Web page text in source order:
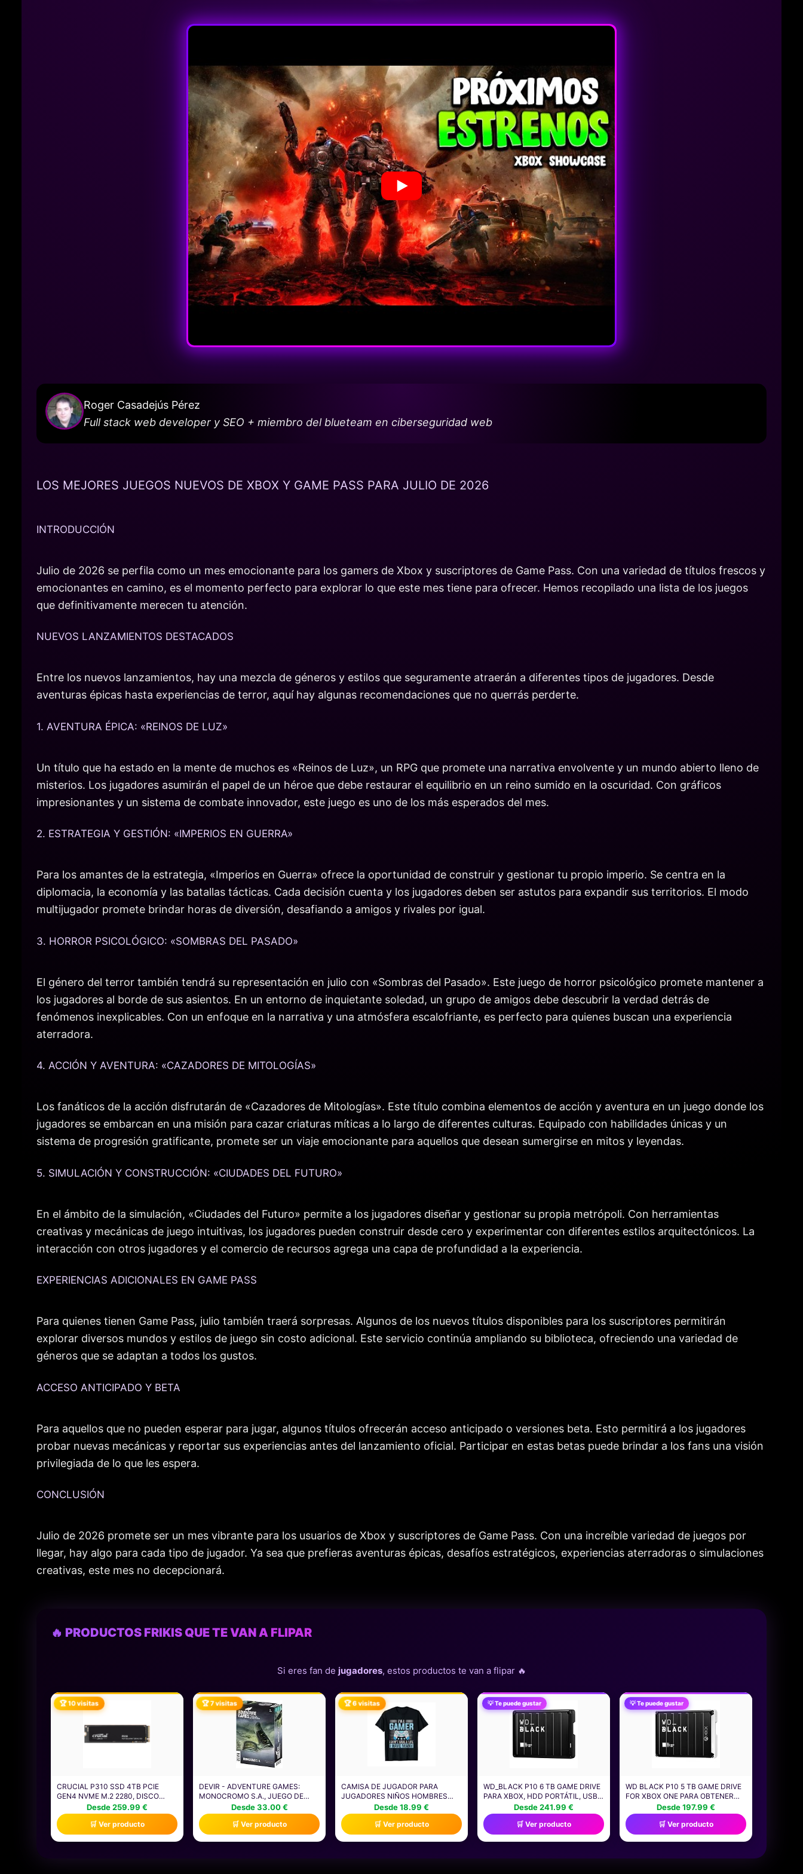
Roger Casadejús Pérez
Full stack web developer y SEO + miembro del blueteam en ciberseguridad web
LOS MEJORES JUEGOS NUEVOS DE XBOX Y GAME PASS PARA JULIO DE 2026
INTRODUCCIÓN
Julio de 2026 se perfila como un mes emocionante para los gamers de Xbox y suscriptores de Game Pass. Con una variedad de títulos frescos y
emocionantes en camino, es el momento perfecto para explorar lo que este mes tiene para ofrecer. Hemos recopilado una lista de los juegos
que definitivamente merecen tu atención.
NUEVOS LANZAMIENTOS DESTACADOS
Entre los nuevos lanzamientos, hay una mezcla de géneros y estilos que seguramente atraerán a diferentes tipos de jugadores. Desde
aventuras épicas hasta experiencias de terror, aquí hay algunas recomendaciones que no querrás perderte.
1. AVENTURA ÉPICA: «REINOS DE LUZ»
Un título que ha estado en la mente de muchos es «Reinos de Luz», un RPG que promete una narrativa envolvente y un mundo abierto lleno de
misterios. Los jugadores asumirán el papel de un héroe que debe restaurar el equilibrio en un reino sumido en la oscuridad. Con gráficos
impresionantes y un sistema de combate innovador, este juego es uno de los más esperados del mes.
2. ESTRATEGIA Y GESTIÓN: «IMPERIOS EN GUERRA»
Para los amantes de la estrategia, «Imperios en Guerra» ofrece la oportunidad de construir y gestionar tu propio imperio. Se centra en la
diplomacia, la economía y las batallas tácticas. Cada decisión cuenta y los jugadores deben ser astutos para expandir sus territorios. El modo
multijugador promete brindar horas de diversión, desafiando a amigos y rivales por igual.
3. HORROR PSICOLÓGICO: «SOMBRAS DEL PASADO»
El género del terror también tendrá su representación en julio con «Sombras del Pasado». Este juego de horror psicológico promete mantener a
los jugadores al borde de sus asientos. En un entorno de inquietante soledad, un grupo de amigos debe descubrir la verdad detrás de
fenómenos inexplicables. Con un enfoque en la narrativa y una atmósfera escalofriante, es perfecto para quienes buscan una experiencia
aterradora.
4. ACCIÓN Y AVENTURA: «CAZADORES DE MITOLOGÍAS»
Los fanáticos de la acción disfrutarán de «Cazadores de Mitologías». Este título combina elementos de acción y aventura en un juego donde los
jugadores se embarcan en una misión para cazar criaturas míticas a lo largo de diferentes culturas. Equipado con habilidades únicas y un
sistema de progresión gratificante, promete ser un viaje emocionante para aquellos que desean sumergirse en mitos y leyendas.
5. SIMULACIÓN Y CONSTRUCCIÓN: «CIUDADES DEL FUTURO»
En el ámbito de la simulación, «Ciudades del Futuro» permite a los jugadores diseñar y gestionar su propia metrópoli. Con herramientas
creativas y mecánicas de juego intuitivas, los jugadores pueden construir desde cero y experimentar con diferentes estilos arquitectónicos. La
interacción con otros jugadores y el comercio de recursos agrega una capa de profundidad a la experiencia.
EXPERIENCIAS ADICIONALES EN GAME PASS
Para quienes tienen Game Pass, julio también traerá sorpresas. Algunos de los nuevos títulos disponibles para los suscriptores permitirán
explorar diversos mundos y estilos de juego sin costo adicional. Este servicio continúa ampliando su biblioteca, ofreciendo una variedad de
géneros que se adaptan a todos los gustos.
ACCESO ANTICIPADO Y BETA
Para aquellos que no pueden esperar para jugar, algunos títulos ofrecerán acceso anticipado o versiones beta. Esto permitirá a los jugadores
probar nuevas mecánicas y reportar sus experiencias antes del lanzamiento oficial. Participar en estas betas puede brindar a los fans una visión
privilegiada de lo que les espera.
CONCLUSIÓN
Julio de 2026 promete ser un mes vibrante para los usuarios de Xbox y suscriptores de Game Pass. Con una increíble variedad de juegos por
llegar, hay algo para cada tipo de jugador. Ya sea que prefieras aventuras épicas, desafíos estratégicos, experiencias aterradoras o simulaciones
creativas, este mes no decepcionará.
🔥 PRODUCTOS FRIKIS QUE TE VAN A FLIPAR
Si eres fan de jugadores, estos productos te van a flipar 🔥
🏆 10 visitas
CRUCIAL P310 SSD 4TB PCIE
GEN4 NVME M.2 2280, DISCO
INTERNO, HASTA 7.100 MB/S,
COMPATIBLE CON ORDENADOR
PORTÁTIL Y DE SOBREMESA &
CONSOLAS DE JUEGOS
PORTÁTILES -
Desde 259.99 €
🛒 Ver producto
🏆 7 visitas
DEVIR - ADVENTURE GAMES:
MONOCROMO S.A., JUEGO DE
MESA, JUEGO DE MESA DE
MISTERIO (BGAGMOSP)
Desde 33.00 €
🛒 Ver producto
🏆 6 visitas
CAMISA DE JUGADOR PARA
JUGADORES NIÑOS HOMBRES
VIDEOJUEGOS JUEGOS CAMISETA
Desde 18.99 €
🛒 Ver producto
💡 Te puede gustar
WD_BLACK P10 6 TB GAME DRIVE
PARA XBOX, HDD PORTÁTIL, USB
3.2 GEN 1, HASTA 130 MB/S, PARA
OBTENER ACCESO A SU
COLECCIÓN DE JUEGOS DE
CUALQUIER LUGAR, CON GAME
PASS ULTIMATE DE 1 MES
Desde 241.99 €
🛒 Ver producto
💡 Te puede gustar
WD BLACK P10 5 TB GAME DRIVE
FOR XBOX ONE PARA OBTENER
ACCESO A SU COLECCIÓN DE
JUEGOS DE XBOX EN CUALQUIER
LUGAR, CON LA COMPRA SE
INCLUYE 1 MES DE SUSCRIPCIÓN
A XBOX GAME PASS ULTIMATE
Desde 197.99 €
🛒 Ver producto